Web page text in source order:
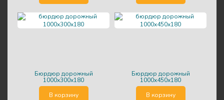
бюрдюр дорожный
1000x300x180
В корзину
бюрдюр дорожный
1000x450x180
В корзину